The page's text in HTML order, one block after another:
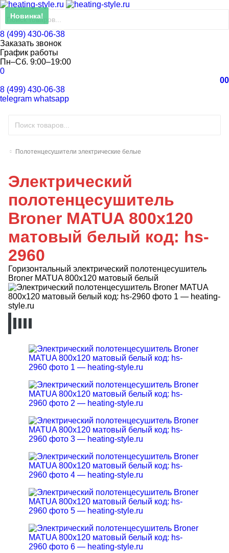
8 (499) 430-06-38
Заказать звонок
График работы
Пн–Сб. 9:00–19:00
0
00
8 (499) 430-06-38
telegram whatsapp
Полотенцесушители электрические белые
Электрический
полотенцесушитель
Broner MATUA 800x120
матовый белый код: hs-
2960
Горизонтальный электрический полотенцесушитель
Broner MATUA 800x120 матовый белый
Новинка!